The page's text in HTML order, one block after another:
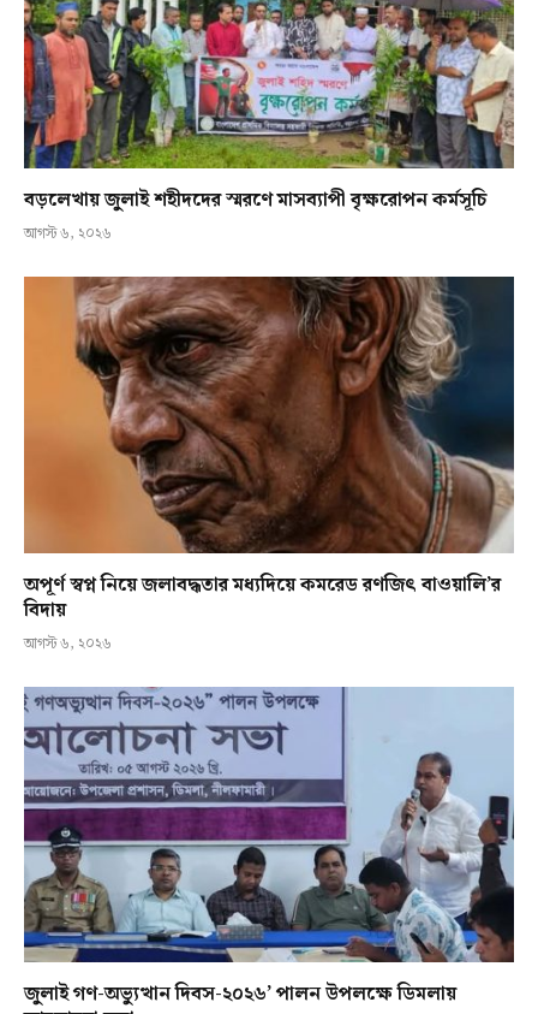
বড়লেখায় জুলাই শহীদদের স্মরণে মাসব্যাপী বৃক্ষরোপন কর্মসূচি
আগস্ট ৬, ২০২৬
অপূর্ণ স্বপ্ন নিয়ে জলাবদ্ধতার মধ্যদিয়ে কমরেড রণজিৎ বাওয়ালি’র
বিদায়
আগস্ট ৬, ২০২৬
জুলাই গণ-অভ্যুত্থান দিবস-২০২৬’ পালন উপলক্ষে ডিমলায়